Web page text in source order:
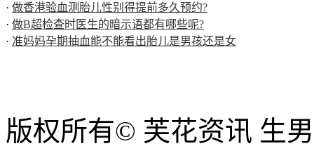
· 做香港验血测胎儿性别得提前多久预约?
· 做B超检查时医生的暗示语都有哪些呢?
· 准妈妈孕期抽血能不能看出胎儿是男孩还是女
版权所有© 芙花资讯 生